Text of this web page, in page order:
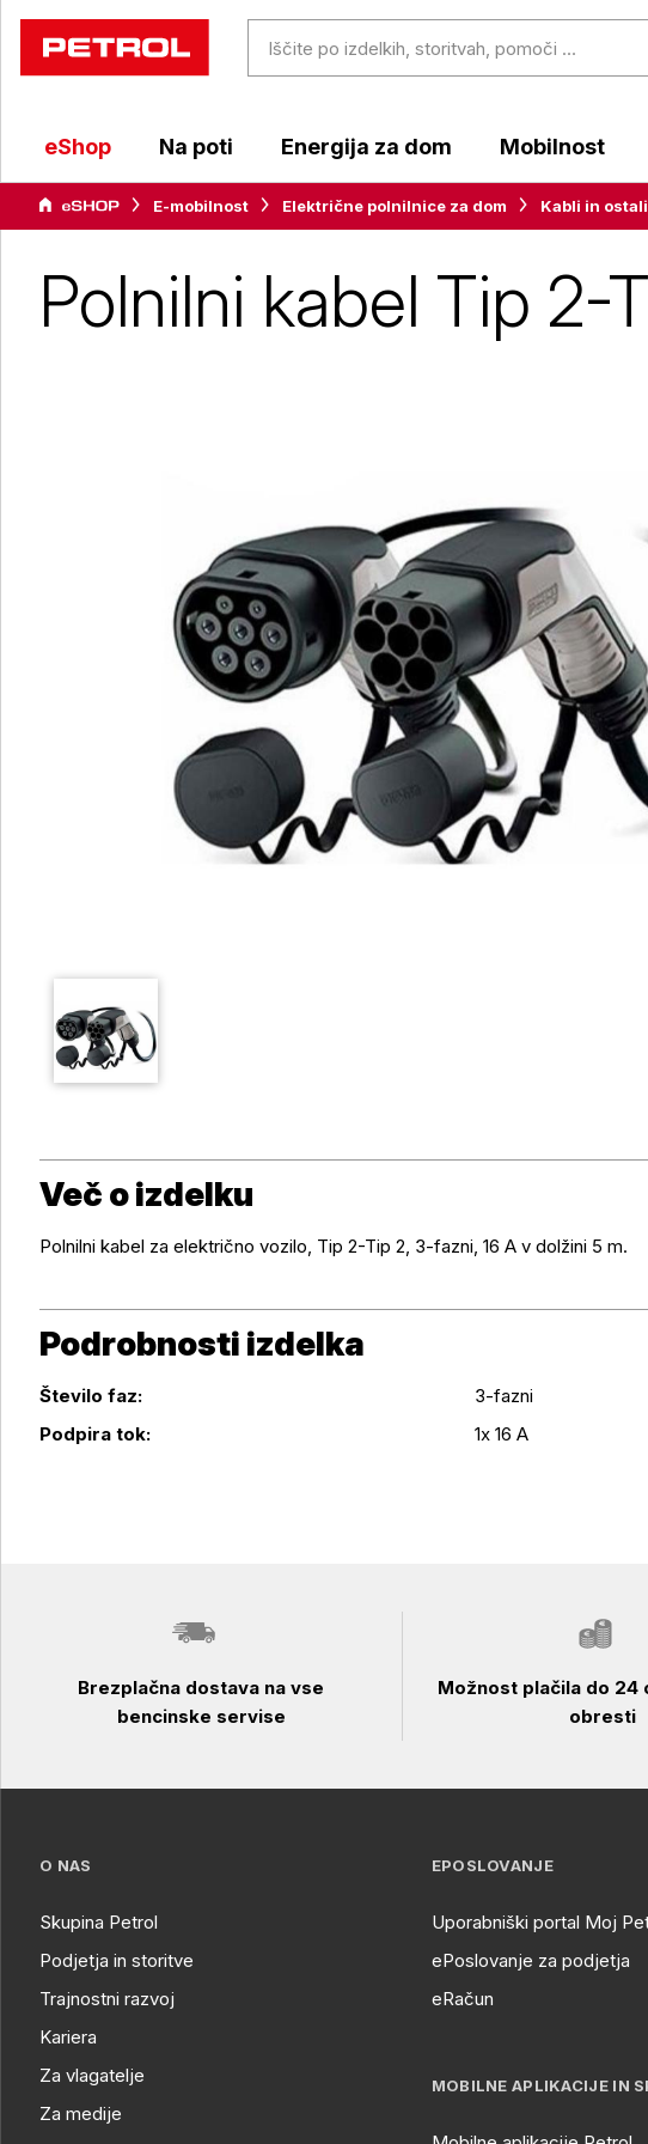
eShop Na poti Energija za dom Mobilnost
E-mobilnost Električne polnilnice za dom Kabli in
Polnilni kabel Tip 2-
Več o izdelku
Več o izdelku
Polnilni kabel za električno vozilo, Tip 2-Tip 2, 3-fazni, 16 A v dolžini 5 m.
Podrobnosti izdelka
Podrobnosti izdelka
Število faz:
3-fazni
Podpira tok:
1x 16 A
Brezplačna dostava na vse
bencinske servise
Možnost plačila do 24
obresti
O NAS
Skupina Petrol
Podjetja in storitve
Trajnostni razvoj
Kariera
Za vlagatelje
Za medije
EPOSLOVANJE
Uporabniški portal Moj
ePoslovanje za podjetja
eRačun
MOBILNE APLIKACIJE IN